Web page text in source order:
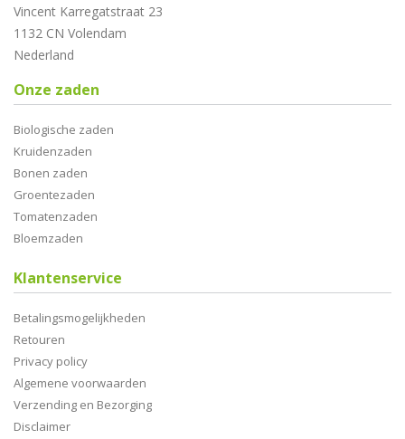
Vincent Karregatstraat 23
1132 CN Volendam
Nederland
Onze zaden
Biologische zaden
Kruidenzaden
Bonen zaden
Groentezaden
Tomatenzaden
Bloemzaden
Klantenservice
Betalingsmogelijkheden
Retouren
Privacy policy
Algemene voorwaarden
Verzending en Bezorging
Disclaimer